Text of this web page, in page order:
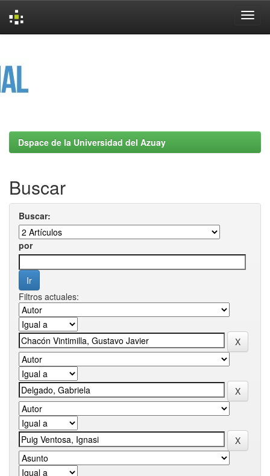
Dspace de la Universidad del Azuay
Buscar
Buscar:
por
Filtros actuales: